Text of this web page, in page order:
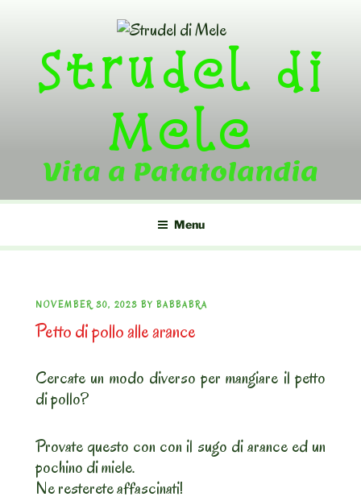
contentStrudel di
Mele
Vita a Patatolandia
Menu
POSTED
ON
NOVEMBER 30, 2023 BY BABBABRA
Petto di pollo alle arance
Cercate un modo diverso per mangiare il petto
di pollo?
Provate questo con con il sugo di arance ed un
pochino di miele.
Ne resterete affascinati!